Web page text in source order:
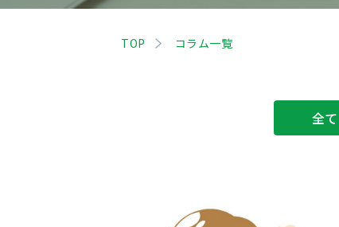
TOP コラム一覧
全て